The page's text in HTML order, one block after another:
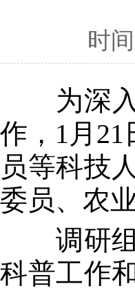
时
为深入
作，1月
员等科技
委员、农
调研组
科普工作